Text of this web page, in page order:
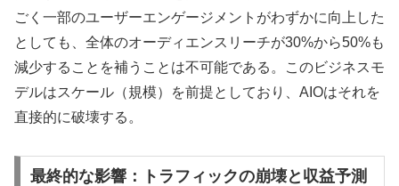
ごく一部のユーザーエンゲージメントがわずかに向上した
としても、全体のオーディエンスリーチが30%から50%も
減少することを補うことは不可能である。このビジネスモ
デルはスケール（規模）を前提としており、AIOはそれを
直接的に破壊する。
最終的な影響：トラフィックの崩壊と収益予測